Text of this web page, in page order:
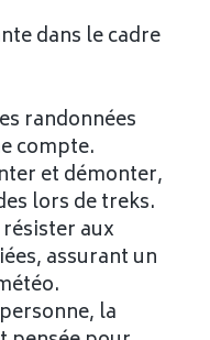
dans le cadre
randonnées
compte.
et démonter,
lors de treks.
aux
assurant un
la